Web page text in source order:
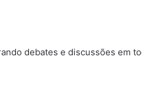
debates e discussões em